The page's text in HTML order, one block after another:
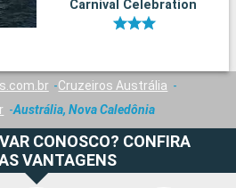
Carnival Celebration
Cruzeiros Austrália
Austrália, Nova Caledônia
CONOSCO? CONFIRA
VANTAGENS